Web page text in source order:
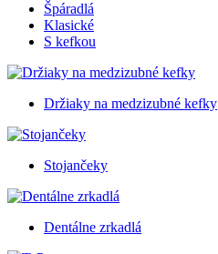
Špáradlá
Klasické
S kefkou
Držiaky na medzizubné kefky
Stojančeky
Dentálne zrkadlá